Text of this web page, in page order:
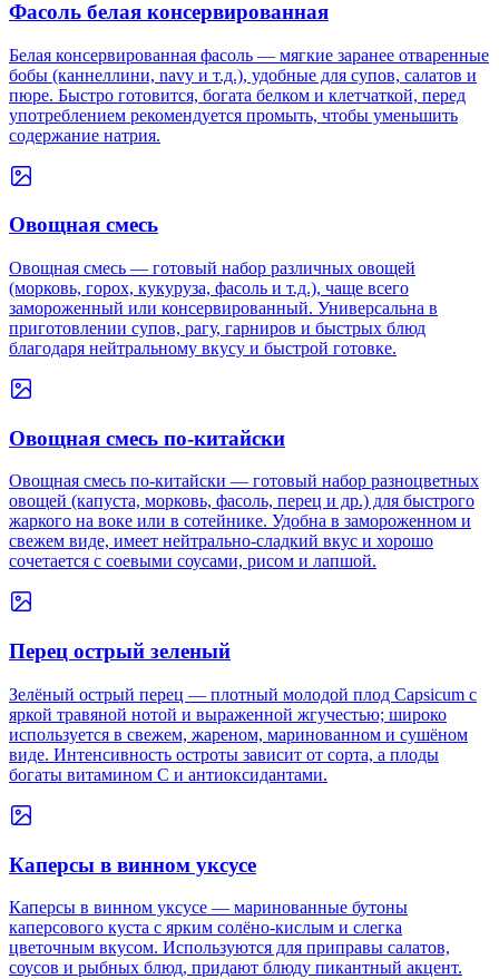
Фасоль белая консервированная
Белая консервированная фасоль — мягкие заранее отваренные
бобы (каннеллини, navy и т.д.), удобные для супов, салатов и
пюре. Быстро готовится, богата белком и клетчаткой, перед
употреблением рекомендуется промыть, чтобы уменьшить
содержание натрия.
Овощная смесь
Овощная смесь — готовый набор различных овощей
(морковь, горох, кукуруза, фасоль и т.д.), чаще всего
замороженный или консервированный. Универсальна в
приготовлении супов, рагу, гарниров и быстрых блюд
благодаря нейтральному вкусу и быстрой готовке.
Овощная смесь по-китайски
Овощная смесь по-китайски — готовый набор разноцветных
овощей (капуста, морковь, фасоль, перец и др.) для быстрого
жаркого на воке или в сотейнике. Удобна в замороженном и
свежем виде, имеет нейтрально-сладкий вкус и хорошо
сочетается с соевыми соусами, рисом и лапшой.
Перец острый зеленый
Зелёный острый перец — плотный молодой плод Capsicum с
яркой травяной нотой и выраженной жгучестью; широко
используется в свежем, жареном, маринованном и сушёном
виде. Интенсивность остроты зависит от сорта, а плоды
богаты витамином C и антиоксидантами.
Каперсы в винном уксусе
Каперсы в винном уксусе — маринованные бутоны
каперсового куста с ярким солёно-кислым и слегка
цветочным вкусом. Используются для приправы салатов,
соусов и рыбных блюд, придают блюду пикантный акцент.